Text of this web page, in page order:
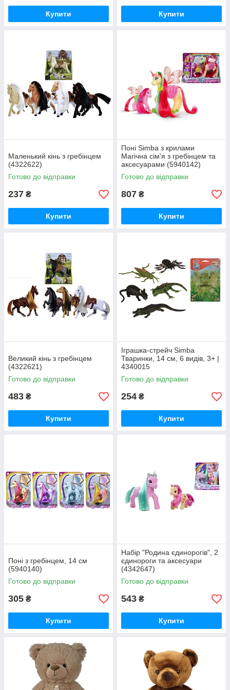
Купити Купити
Маленький кінь з гребінцем
(4322622)
Готово до відправки
237 ₴
Купити
Поні Simba з крилами
Магічна сім'я з гребінцем та
аксесуарами (5940142)
Готово до відправки
807 ₴
Купити
Великий кінь з гребінцем
(4322621)
Готово до відправки
483 ₴
Купити
Іграшка-стрейч Simba
Тваринки, 14 см, 6 видів, 3+ |
4340015
Готово до відправки
254 ₴
Купити
Понi з гребiнцем, 14 см
(5940140)
Готово до відправки
305 ₴
Купити
Набiр "Родина єдинорогiв", 2
єдинороги та аксесуари
(4342647)
Готово до відправки
543 ₴
Купити